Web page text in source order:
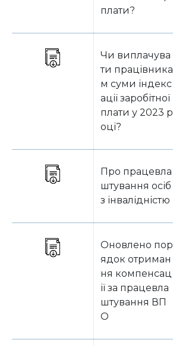
плати?
Чи виплачува
ти працівника
м суми індекс
ації заробітної
плати у 2023 р
оці?
Про працевла
штування осіб
з інвалідністю
Оновлено пор
ядок отриман
ня компенсац
ії за працевла
штування ВП
О